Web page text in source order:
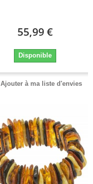
55,99 €
Disponible
Ajouter à ma liste d'envies